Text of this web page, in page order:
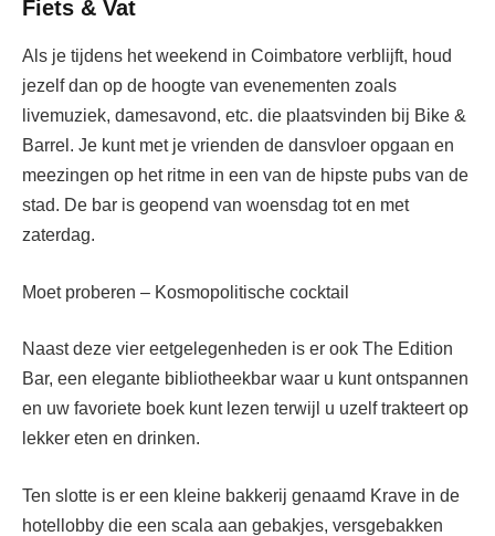
Fiets & Vat
Als je tijdens het weekend in Coimbatore verblijft, houd
jezelf dan op de hoogte van evenementen zoals
livemuziek, damesavond, etc. die plaatsvinden bij Bike &
Barrel. Je kunt met je vrienden de dansvloer opgaan en
meezingen op het ritme in een van de hipste pubs van de
stad. De bar is geopend van woensdag tot en met
zaterdag.
Moet proberen – Kosmopolitische cocktail
Naast deze vier eetgelegenheden is er ook The Edition
Bar, een elegante bibliotheekbar waar u kunt ontspannen
en uw favoriete boek kunt lezen terwijl u uzelf trakteert op
lekker eten en drinken.
Ten slotte is er een kleine bakkerij genaamd Krave in de
hotellobby die een scala aan gebakjes, versgebakken